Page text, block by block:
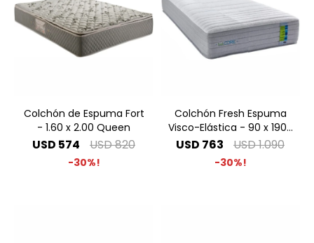
Colchón de Espuma Fort
- 1.60 x 2.00 Queen
USD 574 USD820
30
Colchón Fresh Espuma
Visco-Elástica - 90 x 190 1
Plaza
USD 763 USD1.090
30